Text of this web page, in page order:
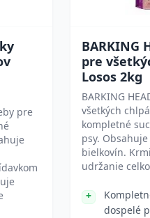
pre
BARKING
pre
Losos 2kg
BARKING
všetkých
kompletné
psy.
bielkovín.
udržanie
dospelé